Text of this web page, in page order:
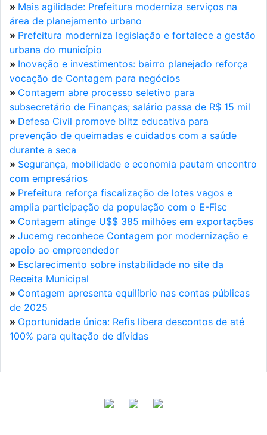
» Mais agilidade: Prefeitura moderniza serviços na
área de planejamento urbano
» Prefeitura moderniza legislação e fortalece a gestão
urbana do município
» Inovação e investimentos: bairro planejado reforça
vocação de Contagem para negócios
» Contagem abre processo seletivo para
subsecretário de Finanças; salário passa de R$ 15 mil
» Defesa Civil promove blitz educativa para
prevenção de queimadas e cuidados com a saúde
durante a seca
» Segurança, mobilidade e economia pautam encontro
com empresários
» Prefeitura reforça fiscalização de lotes vagos e
amplia participação da população com o E-Fisc
» Contagem atinge U$$ 385 milhões em exportações
» Jucemg reconhece Contagem por modernização e
apoio ao empreendedor
» Esclarecimento sobre instabilidade no site da
Receita Municipal
» Contagem apresenta equilíbrio nas contas públicas
de 2025
» Oportunidade única: Refis libera descontos de até
100% para quitação de dívidas